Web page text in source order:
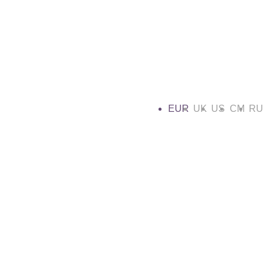
EUR UK US CM RU